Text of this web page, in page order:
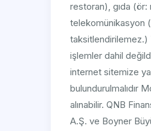
restoran), gıda
telekomünikasyon
taksitlendirilemez.)
işlemler dahil
internet sitemize
bulundurulmalıdır
alınabilir. QNB
A.Ş. ve Boyner